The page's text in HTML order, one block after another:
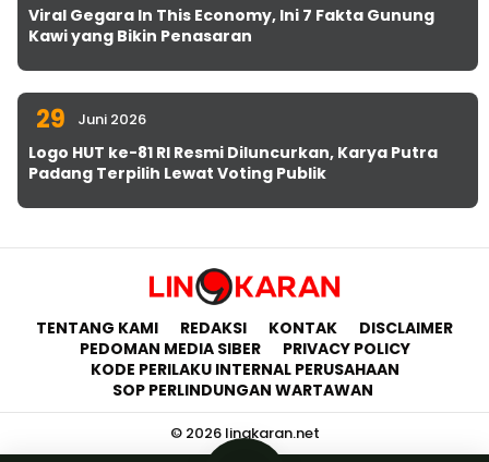
Viral Gegara In This Economy, Ini 7 Fakta Gunung
Kawi yang Bikin Penasaran
29 Juni 2026
Logo HUT ke-81 RI Resmi Diluncurkan, Karya Putra
Padang Terpilih Lewat Voting Publik
TENTANG KAMI REDAKSI KONTAK
DISCLAIMER
PEDOMAN MEDIA SIBER
PRIVACY POLICY
KODE PERILAKU INTERNAL PERUSAHAAN
SOP PERLINDUNGAN WARTAWAN
© 2026 lingkaran.net